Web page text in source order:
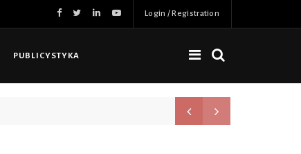
Login / Registration
PUBLICYSTYKA
Nowa jakość, więcej